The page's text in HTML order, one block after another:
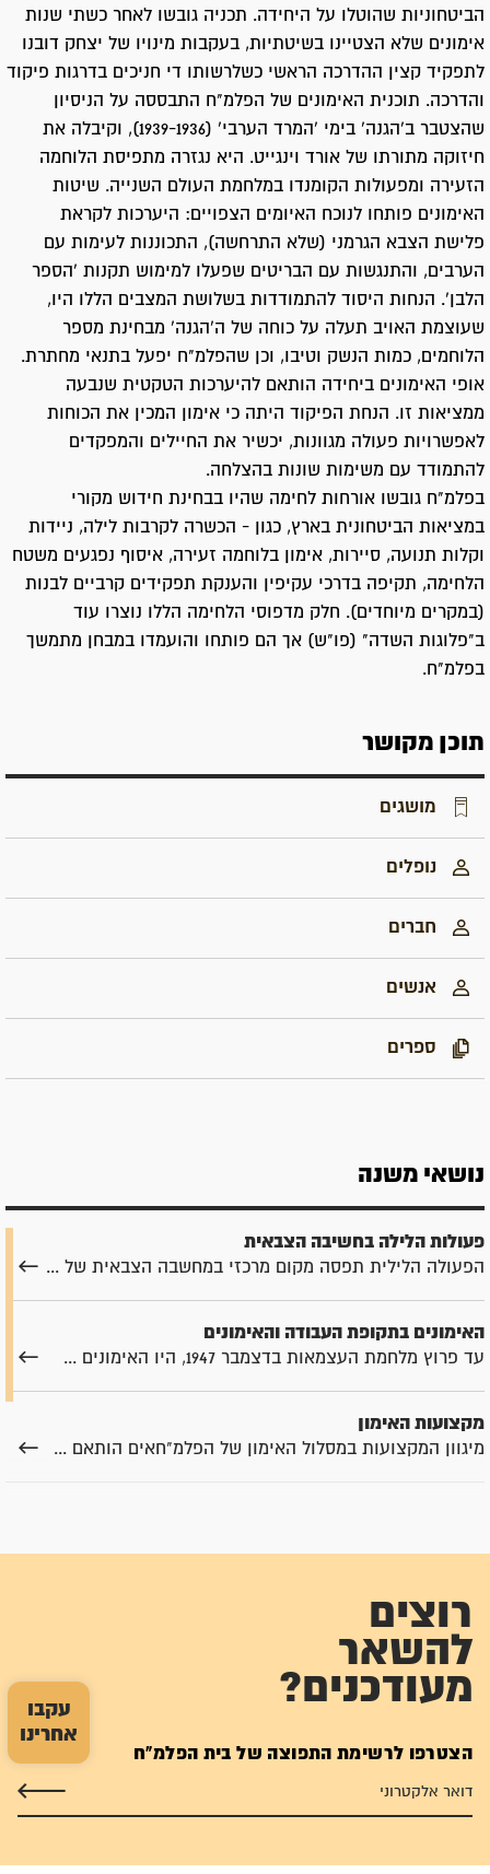
עקבו
אחרינו
הביטחוניות שהוטלו על היחידה. תכניה גובשו לאחר כשתי שנות
אימונים שלא הצטיינו בשיטתיות, בעקבות מינויו של יצחק דובנו
לתפקיד קצין ההדרכה הראשי כשלרשותו די חניכים בדרגות פיקוד
והדרכה. תוכנית האימונים של הפלמ"ח התבססה על הניסיון
שהצטבר ב'הגנה' בימי 'המרד הערבי' (1939-1936), וקיבלה את
חיזוקה מתורתו של אורד וינגייט. היא נגזרה מתפיסת הלוחמה
הזעירה ומפעולות הקומנדו במלחמת העולם השנייה. שיטות
האימונים פותחו לנוכח האיומים הצפויים: היערכות לקראת
פלישת הצבא הגרמני (שלא התרחשה), התכוננות לעימות עם
הערבים, והתנגשות עם הבריטים שפעלו למימוש תקנות 'הספר
הלבן'. הנחות היסוד להתמודדות בשלושת המצבים הללו היו,
שעוצמת האויב תעלה על כוחה של ה'הגנה' מבחינת מספר
הלוחמים, כמות הנשק וטיבו, וכן שהפלמ"ח יפעל בתנאי מחתרת.
אופי האימונים ביחידה הותאם להיערכות הטקטית שנבעה
ממציאות זו. הנחת הפיקוד היתה כי אימון המכין את הכוחות
לאפשרויות פעולה מגוונות, יכשיר את החיילים והמפקדים
להתמודד עם משימות שונות בהצלחה.
בפלמ"ח גובשו אורחות לחימה שהיו בבחינת חידוש מקורי
במציאות הביטחונית בארץ, כגון - הכשרה לקרבות לילה, ניידות
וקלות תנועה, סיירות, אימון בלוחמה זעירה, איסוף נפגעים משטח
הלחימה, תקיפה בדרכי עקיפין והענקת תפקידים קרביים לבנות
(במקרים מיוחדים). חלק מדפוסי הלחימה הללו נוצרו עוד
ב"פלוגות השדה" (פו"ש) אך הם פותחו והועמדו במבחן מתמשך
בפלמ"ח.
תוכן מקושר
מושגים
נופלים
חברים
אנשים
ספרים
נושאי משנה
פעולות הלילה בחשיבה הצבאית
הפעולה הלילית תפסה מקום מרכזי במחשבה הצבאית של ...
האימונים בתקופת העבודה והאימונים
עד פרוץ מלחמת העצמאות בדצמבר 1947, היו האימונים ...
מקצועות האימון
מיגוון המקצועות במסלול האימון של הפלמ"חאים הותאם ...
העקרונות הקובעים את תוכנית האימונים
יצחק דובנו ניסח את העקרונות הטקטיים, שקבעו את ...
רוצים
להשאר
מעודכנים?
הצטרפו לרשימת התפוצה של בית הפלמ"ח